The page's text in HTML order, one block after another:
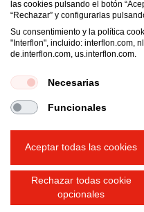
Municipalidad Metropolitana
Perú
Email:
Condiciones generales de
Declaración de privacidad
Política de cookies
las cookies pulsando el botón
“Rechazar” y configurarlas
Su consentimiento y la política
"Interflon", incluido: interflon.com,
de.interflon.com, us.interflon.com.
Necesarias
Funcionales
Aceptar todas las cookies
Rechazar todas cookie
opcionales